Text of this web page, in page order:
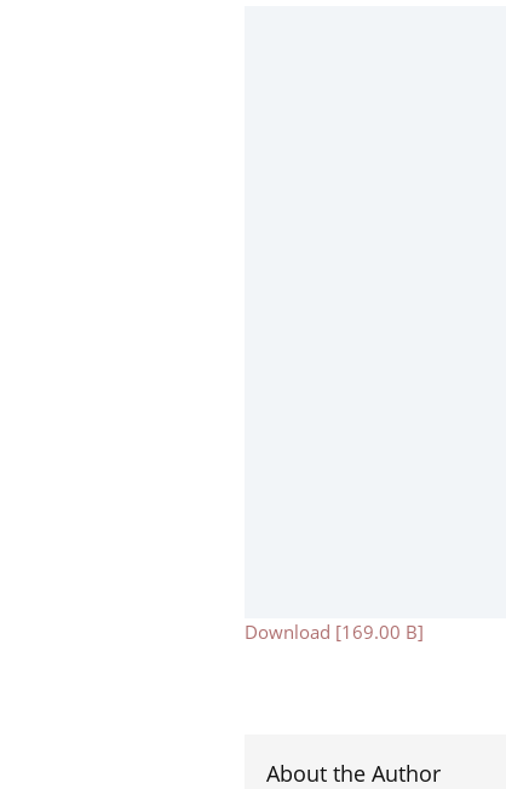
Download [169.00 B]
About the Author